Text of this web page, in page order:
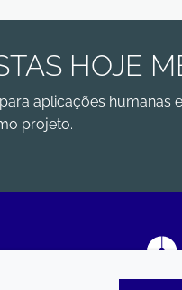
HOJE
aplicações humanas
projeto.